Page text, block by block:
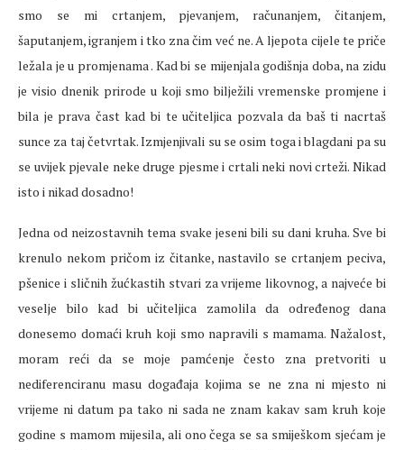
smo se mi crtanjem, pjevanjem, računanjem, čitanjem,
šaputanjem, igranjem i tko zna čim već ne. A ljepota cijele te priče
ležala je u promjenama . Kad bi se mijenjala godišnja doba, na zidu
je visio dnenik prirode u koji smo bilježili vremenske promjene i
bila je prava čast kad bi te učiteljica pozvala da baš ti nacrtaš
sunce za taj četvrtak. Izmjenjivali su se osim toga i blagdani pa su
se uvijek pjevale neke druge pjesme i crtali neki novi crteži. Nikad
isto i nikad dosadno!
Jedna od neizostavnih tema svake jeseni bili su dani kruha. Sve bi
krenulo nekom pričom iz čitanke, nastavilo se crtanjem peciva,
pšenice i sličnih žućkastih stvari za vrijeme likovnog, a najveće bi
veselje bilo kad bi učiteljica zamolila da određenog dana
donesemo domaći kruh koji smo napravili s mamama. Nažalost,
moram reći da se moje pamćenje često zna pretvoriti u
nediferenciranu masu događaja kojima se ne zna ni mjesto ni
vrijeme ni datum pa tako ni sada ne znam kakav sam kruh koje
godine s mamom mijesila, ali ono čega se sa smiješkom sjećam je